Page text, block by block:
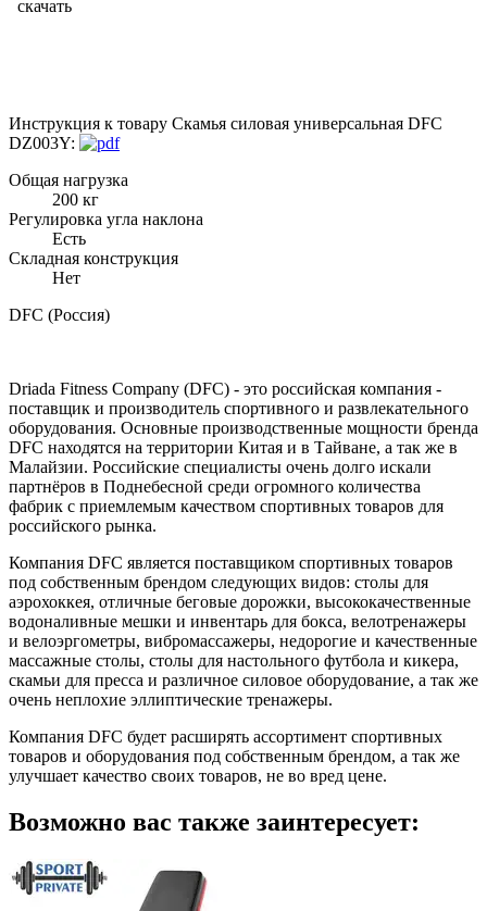
скачать
Инструкция к товару Скамья силовая универсальная DFC
DZ003Y:
Общая нагрузка
200 кг
Регулировка угла наклона
Есть
Складная конструкция
Нет
DFC (Россия)
Driada Fitness Company (DFC) - это российская компания -
поставщик и производитель спортивного и развлекательного
оборудования. Основные производственные мощности бренда
DFC находятся на территории Китая и в Тайване, а так же в
Малайзии. Российские специалисты очень долго искали
партнёров в Поднебесной среди огромного количества
фабрик с приемлемым качеством спортивных товаров для
российского рынка.
Компания DFC является поставщиком спортивных товаров
под собственным брендом следующих видов: столы для
аэрохоккея, отличные беговые дорожки, высококачественные
водоналивные мешки и инвентарь для бокса, велотренажеры
и велоэргометры, вибромассажеры, недорогие и качественные
массажные столы, столы для настольного футбола и кикера,
скамьи для пресса и различное силовое оборудование, а так же
очень неплохие эллиптические тренажеры.
Компания DFC будет расширять ассортимент спортивных
товаров и оборудования под собственным брендом, а так же
улучшает качество своих товаров, не во вред цене.
Возможно вас также заинтересует: